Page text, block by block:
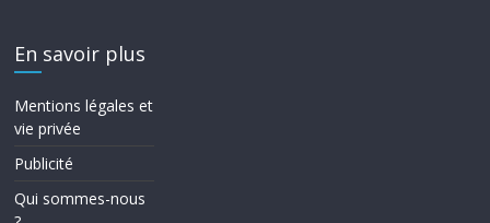
En savoir plus
Mentions légales et
vie privée
Publicité
Qui sommes-nous